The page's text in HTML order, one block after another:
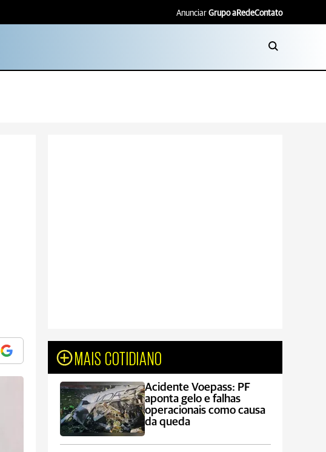
Anunciar Grupo aRedeContato
MAIS COTIDIANO
Acidente Voepass: PF
aponta gelo e falhas
operacionais como causa
da queda